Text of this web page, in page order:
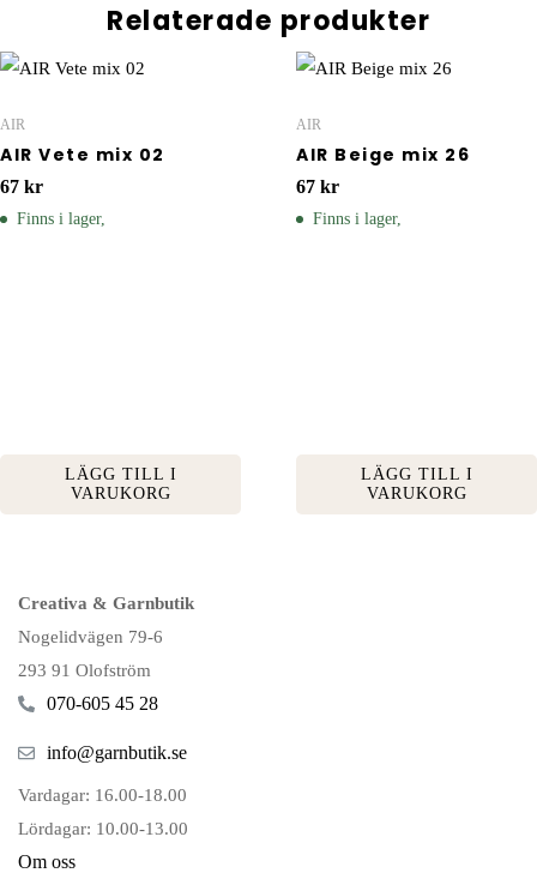
Relaterade produkter
AIR
AIR Vete mix 02
67 kr
Finns i lager,
LÄGG TILL I
VARUKORG
AIR
AIR Beige mix 26
67 kr
Finns i lager,
LÄGG TILL I
VARUKORG
Creativa & Garnbutik
Nogelidvägen 79-6
293 91 Olofström
070-605 45 28
info@garnbutik.se
Vardagar: 16.00-18.00
Lördagar: 10.00-13.00
Om oss